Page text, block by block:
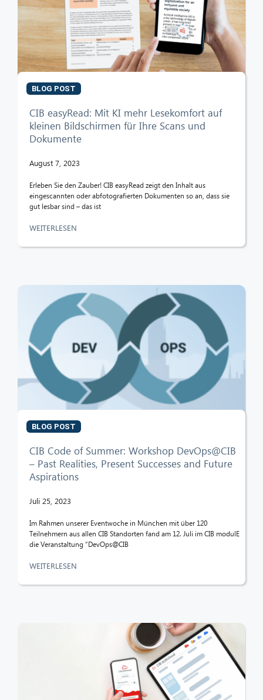
BLOG POST
CIB easyRead: Mit KI mehr Lesekomfort auf
kleinen Bildschirmen für Ihre Scans und
Dokumente
August 7, 2023
Erleben Sie den Zauber! CIB easyRead zeigt den Inhalt aus
eingescannten oder abfotografierten Dokumenten so an, dass sie
gut lesbar sind – das ist
WEITERLESEN
BLOG POST
CIB Code of Summer: Workshop DevOps@CIB
– Past Realities, Present Successes and Future
Aspirations
Juli 25, 2023
Im Rahmen unserer Eventwoche in München mit über 120
Teilnehmern aus allen CIB Standorten fand am 12. Juli im CIB modulE
die Veranstaltung “DevOps@CIB
WEITERLESEN